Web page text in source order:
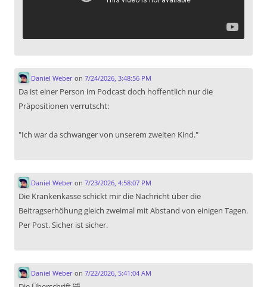
Daniel Weberon 7/24/2026, 3:48:56 PM
Da ist einer Person im Podcast doch hoffentlich nur die
Präpositionen verrutscht:
"Ich war da schwanger von unserem zweiten Kind."
Daniel Weberon 7/23/2026, 4:58:07 PM
Die Krankenkasse schickt mir die Nachricht über die
Beitragserhöhung gleich zweimal mit Abstand von einigen Tagen.
Per Post. Sicher ist sicher.
Daniel Weberon 7/22/2026, 5:41:04 AM